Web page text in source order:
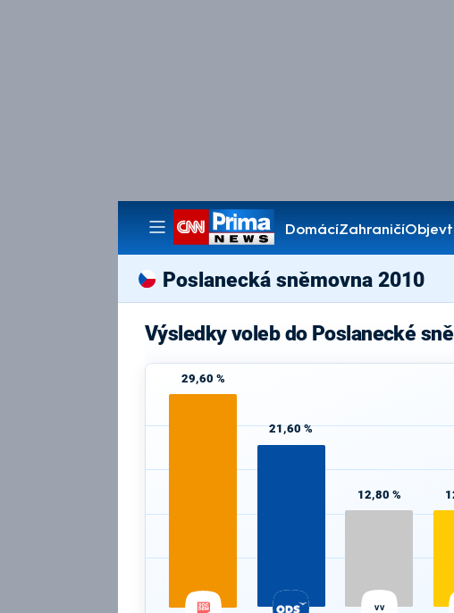
DomácíZahraničí
Pořady
Poslanecká sněmovna 2010
Výsledky voleb do Poslanecké
29,60 %
21,60 %
12,80 %
VV